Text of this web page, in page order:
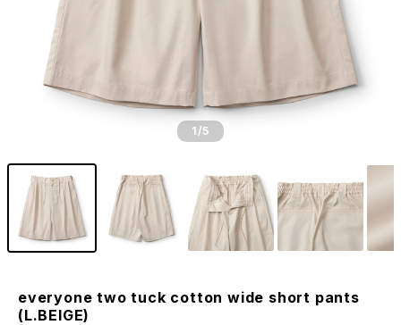
1/5
everyone two tuck cotton wide short pants
(L.BEIGE)